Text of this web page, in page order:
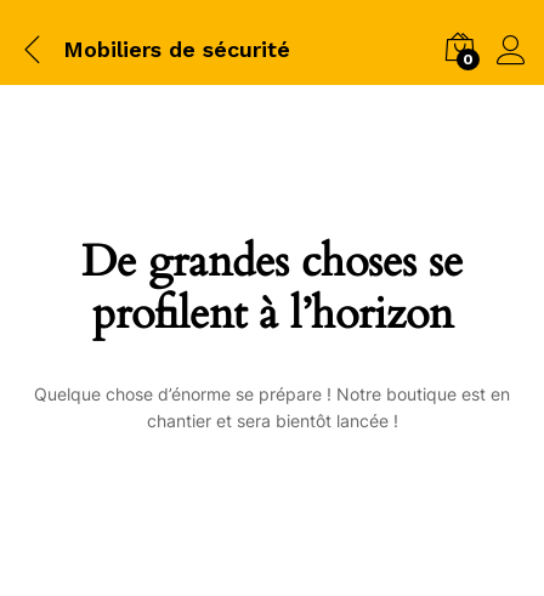
Mobiliers de sécurité 0
De grandes choses se
profilent à l’horizon
Quelque chose d’énorme se prépare ! Notre boutique est en
chantier et sera bientôt lancée !